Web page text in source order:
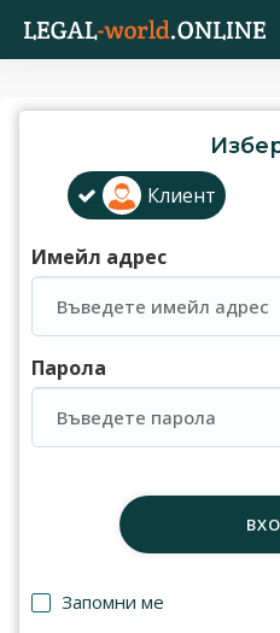
Клиент
Имейл адрес
Парола
Запомни ме